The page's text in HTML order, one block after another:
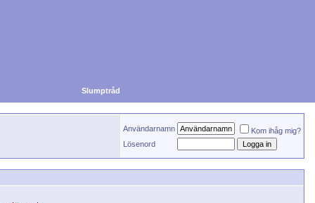
Slumptråd
Användarnamn
Kom ihåg mig?
Lösenord